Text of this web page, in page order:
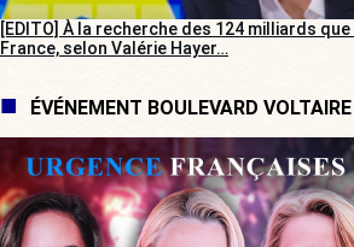
[EDITO] À la recherche des 124 milliards que
France, selon Valérie Hayer…
ÉVÉNEMENT BOULEVARD VOLTAIRE